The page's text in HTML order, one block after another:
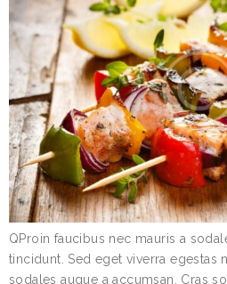
QProin faucibus nec mauris a
tincidunt. Sed eget viverra egestas
sodales augue a accumsan. Cras